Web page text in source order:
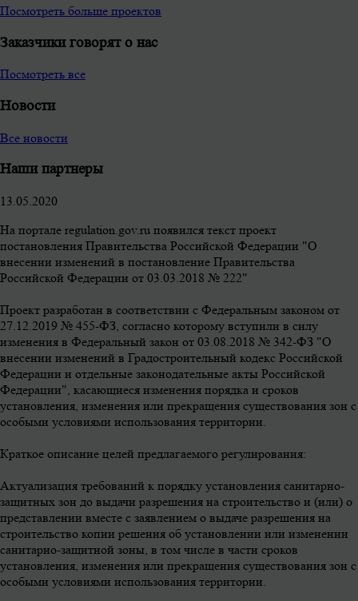
Посмотреть больше проектов
Заказчики говорят о нас
Посмотреть все
Новости
Все новости
Наши партнеры
13.05.2020
На портале regulation.gov.ru появился текст проект
постановления Правительства Российской Федерации "О
внесении изменений в постановление Правительства
Российской Федерации от 03.03.2018 № 222"
Проект разработан в соответствии с Федеральным законом от
27.12.2019 № 455-ФЗ, согласно которому вступили в силу
изменения в Федеральный закон от 03.08.2018 № 342-ФЗ "О
внесении изменений в Градостроительный кодекс Российской
Федерации и отдельные законодательные акты Российской
Федерации", касающиеся изменения порядка и сроков
установления, изменения или прекращения существования зон с
особыми условиями использования территории.
Краткое описание целей предлагаемого регулирования:
Актуализация требований к порядку установления санитарно-
защитных зон до выдачи разрешения на строительство и (или) о
представлении вместе с заявлением о выдаче разрешения на
строительство копии решения об установлении или изменении
санитарно-защитной зоны, в том числе в части сроков
установления, изменения или прекращения существования зон с
особыми условиями использования территории.